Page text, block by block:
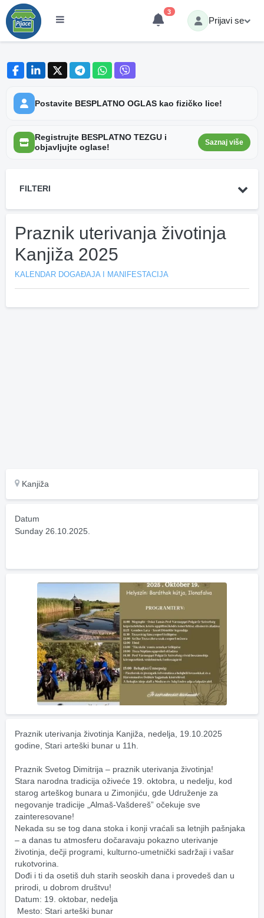
3
Prijavi se
Postavite BESPLATNO OGLAS kao fizičko lice!
Registrujte BESPLATNO TEZGU i
objavljujte oglase!
Saznaj više
FILTERI
Praznik uterivanja životinja
Kanjiža 2025
KALENDAR DOGAĐAJA I MANIFESTACIJA
Kanjiža
Datum
Sunday 26.10.2025.
Praznik uterivanja životinja Kanjiža, nedelja, 19.10.2025
godine, Stari arteški bunar u 11h.
Praznik Svetog Dimitrija – praznik uterivanja životinja!
Stara narodna tradicija oživeće 19. oktobra, u nedelju, kod
starog arteškog bunara u Zimonjiću, gde Udruženje za
negovanje tradicije „Almaš-Vašdereš” očekuje sve
zainteresovane!
Nekada su se tog dana stoka i konji vraćali sa letnjih pašnjaka
– a danas tu atmosferu dočaravaju pokazno uterivanje
životinja, dečji programi, kulturno-umetnički sadržaji i vašar
rukotvorina.
Dođi i ti da osetiš duh starih seoskih dana i provedeš dan u
prirodi, u dobrom društvu!
Datum: 19. oktobar, nedelja
Mesto: Stari arteški bunar